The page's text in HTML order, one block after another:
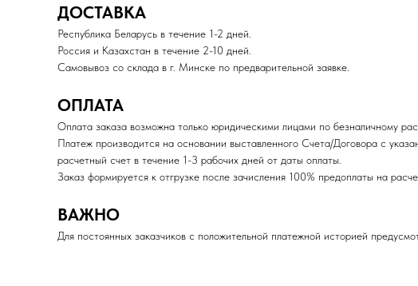
ДОСТАВКА
Республика Беларусь в течение 1-2 дней.
Россия и Казахстан в течение 2-10 дней.
Самовывоз со склада в г. Минске по предварительной заявке.
ОПЛАТА
Оплата заказа возможна только юридическими лицами по безналичному
Платеж производится на основании выставленного Счета/Договора с
расчетный счет в течение 1-3 рабочих дней от даты оплаты.
Заказ формируется к отгрузке после зачисления 100% предоплаты на
ВАЖНО
Для постоянных заказчиков с положительной платежной историей